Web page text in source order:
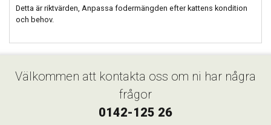
Detta är riktvärden, Anpassa fodermängden efter kattens kondition
och behov.
Välkommen att kontakta oss om ni har några
frågor
0142-125 26